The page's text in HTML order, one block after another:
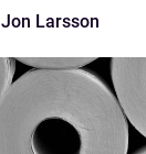
Jon Larsson